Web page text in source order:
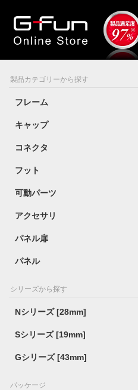
製品カテゴリーから探す
フレーム
キャップ
コネクタ
フット
可動パーツ
アクセサリ
パネル扉
パネル
シリーズから探す
Nシリーズ [28mm]
Sシリーズ [19mm]
Gシリーズ [43mm]
パッケージ